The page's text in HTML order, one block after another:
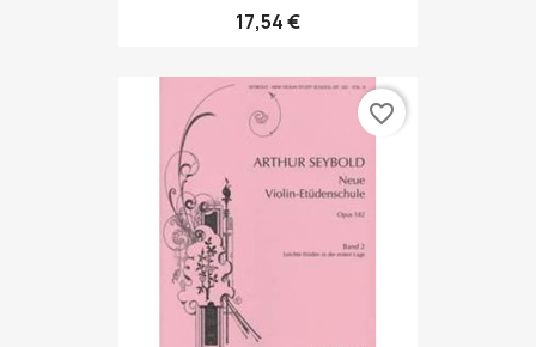
17,54 €
favorite_border